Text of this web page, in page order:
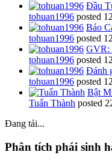
Đầu
tohuan1996 posted
Báo
tohuan1996 posted
GVR:
tohuan1996 posted
Đánh
tohuan1996 posted
Bật
Tuấn Thành posted
Đang tải...
Phân tích phái sinh